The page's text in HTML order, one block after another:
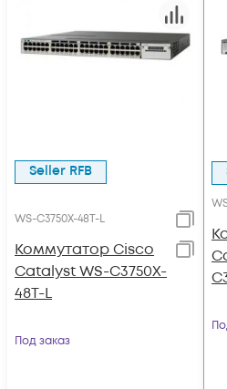
Seller RFB
WS-C3750X-48T-L
Коммутатор Cisco
Catalyst WS-C3750X-
48T-L
Под заказ